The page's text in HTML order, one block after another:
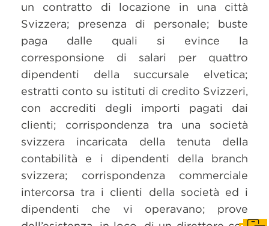
un contratto di locazione in una città
Svizzera; presenza di personale; buste
paga dalle quali si evince la
corresponsione di salari per quattro
dipendenti della succursale elvetica;
estratti conto su istituti di credito Svizzeri,
con accrediti degli importi pagati dai
clienti; corrispondenza tra una società
svizzera incaricata della tenuta della
contabilità e i dipendenti della branch
svizzera; corrispondenza commerciale
intercorsa tra i clienti della società ed i
dipendenti che vi operavano; prove